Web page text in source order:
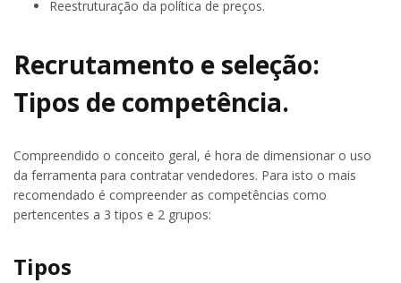
Reestruturação da política de preços.
Recrutamento e seleção:
Tipos de competência.
Compreendido o conceito geral, é hora de dimensionar o uso
da ferramenta para contratar vendedores. Para isto o mais
recomendado é compreender as competências como
pertencentes a 3 tipos e 2 grupos:
Tipos